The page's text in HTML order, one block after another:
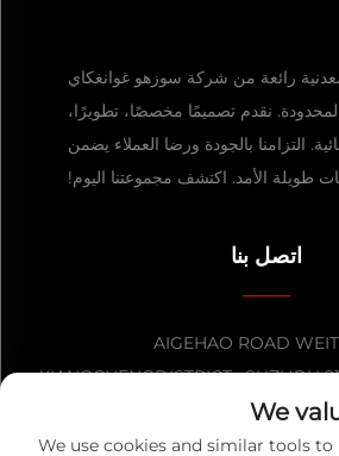
رائعة من شركة سوزهو غوانغكاي
نقدم تصميمًا مخصصًا، تطويرًا،
التزامنا بالجودة ورضا العملاء يضمن
طويلة الأمد. اكتشف مجموعتنا اليوم!
اتصل بنا
181 AIGEHAO ROAD
XIANGCHENGDISTRICT , SUZHOU
+86-152 5000 0863
We
We use cookies and similar tools to